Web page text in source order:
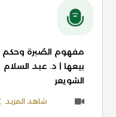
مفهوم الصُبرة وحكم
بيعها | د. عبد السلام
الشويعر
شاهد المزيد